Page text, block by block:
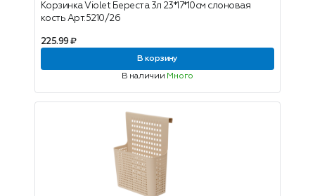
Корзинка Violet Береста 3л 23*17*10см слоновая
кость Арт.5210/26
225.99 ₽
В корзину
В наличии Много